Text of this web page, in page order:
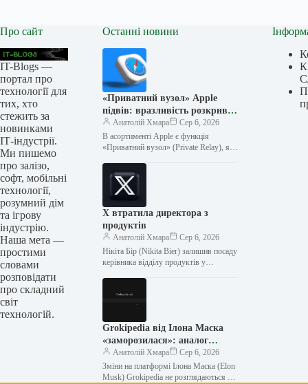
Про сайт
IT-Blogs —
портал про
технології для
тих, хто
стежить за
новинками
ІТ-індустрії.
Ми пишемо
про залізо,
софт, мобільні
технології,
розумний дім
та ігрову
індустрію.
Наша мета —
простими
словами
розповідати
про складний
світ
технологій.
Останні новини
«Приватний вузол» Apple
підвів: вразливість розкриває
справжній IP-адресу
користувача
Анатолій Хмара
Сер 6, 2026
В асортименті Apple є функція
«Приватний вузол» (Private Relay), яку
перегляду…
X втратила директора з
продуктів
Анатолій Хмара
Сер 6, 2026
Нікіта Бір (Nikita Bier) залишив посаду
керівника відділу продуктів у
Grokipedia від Ілона Маска
«заморозилася»: аналог
«Вікіпедії» не оновлюється з
квітня
Анатолій Хмара
Сер 6, 2026
Зміни на платформі Ілона Маска (Elon
Musk) Grokipedia не розглядаються з